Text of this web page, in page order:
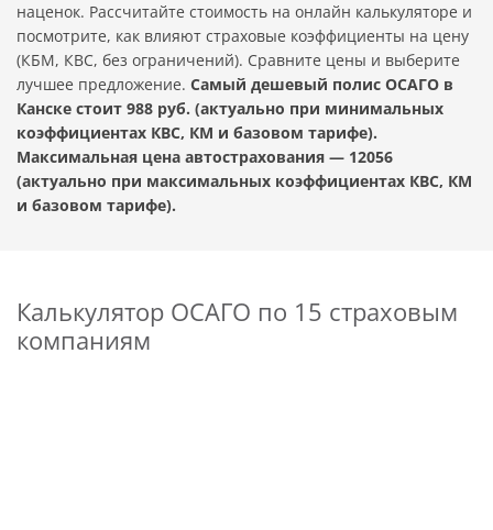
наценок. Рассчитайте стоимость на онлайн калькуляторе и
посмотрите, как влияют страховые коэффициенты на цену
(КБМ, КВС, без ограничений). Сравните цены и выберите
лучшее предложение. Самый дешевый полис ОСАГО в
Канске стоит 988 руб. (актуально при минимальных
коэффициентах КВС, КМ и базовом тарифе).
Максимальная цена автострахования — 12056
(актуально при максимальных коэффициентах КВС, КМ
и базовом тарифе).
Калькулятор ОСАГО по 15 страховым
компаниям